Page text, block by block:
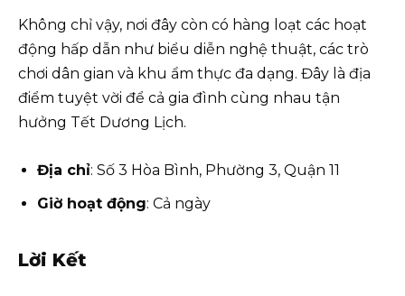
Không chỉ vậy, nơi đây còn có hàng loạt các hoạt
động hấp dẫn như biểu diễn nghệ thuật, các trò
chơi dân gian và khu ẩm thực đa dạng. Đây là địa
điểm tuyệt vời để cả gia đình cùng nhau tận
hưởng Tết Dương Lịch.
Địa chỉ: Số 3 Hòa Bình, Phường 3, Quận 11
Giờ hoạt động: Cả ngày
Lời Kết